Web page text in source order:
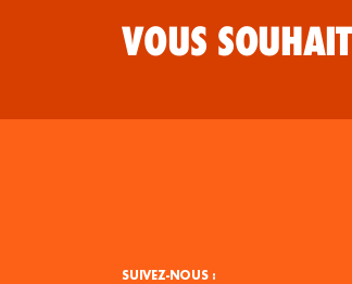
VOUS
SUIVEZ-NOUS :